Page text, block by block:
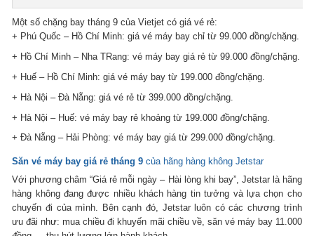
Một số chặng bay tháng 9 của Vietjet có giá vé rẻ:
+ Phú Quốc – Hồ Chí Minh: giá vé máy bay chỉ từ 99.000 đồng/chặng.
+ Hồ Chí Minh – Nha TRang: vé máy bay giá rẻ từ 99.000 đồng/chặng.
+ Huế – Hồ Chí Minh: giá vé máy bay từ 199.000 đồng/chặng.
+ Hà Nội – Đà Nẵng: giá vé rẻ từ 399.000 đồng/chặng.
+ Hà Nội – Huế: vé máy bay rẻ khoảng từ 199.000 đồng/chặng.
+ Đà Nẵng – Hải Phòng: vé máy bay giá từ 299.000 đồng/chặng.
Săn vé máy bay giá rẻ tháng 9 của hãng hàng không Jetstar
Với phương châm “Giá rẻ mỗi ngày – Hài lòng khi bay”, Jetstar là hãng
hàng không đang được nhiều khách hàng tin tưởng và lựa chọn cho
chuyến đi của mình. Bên cạnh đó, Jetstar luôn có các chương trình
ưu đãi như: mua chiều đi khuyến mãi chiều về, săn vé máy bay 11.000